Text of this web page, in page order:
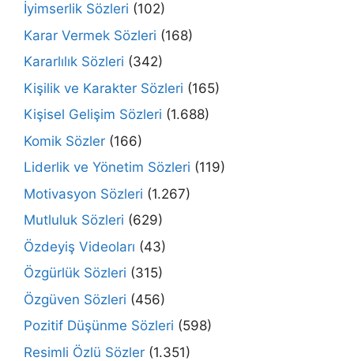
İyimserlik Sözleri (102)
Karar Vermek Sözleri (168)
Kararlılık Sözleri (342)
Kişilik ve Karakter Sözleri (165)
Kişisel Gelişim Sözleri (1.688)
Komik Sözler (166)
Liderlik ve Yönetim Sözleri (119)
Motivasyon Sözleri (1.267)
Mutluluk Sözleri (629)
Özdeyiş Videoları (43)
Özgürlük Sözleri (315)
Özgüven Sözleri (456)
Pozitif Düşünme Sözleri (598)
Resimli Özlü Sözler (1.351)